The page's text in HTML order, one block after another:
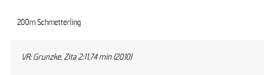
200m Schmetterling
VR: Grunzke, Zita 2:11,74 min (2010)